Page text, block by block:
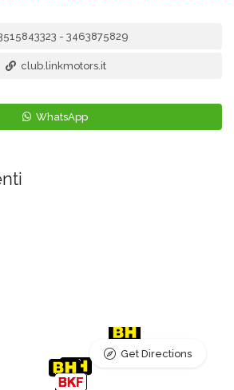
- 3463875829
club.linkmotors.it
WhatsApp
Get Directions